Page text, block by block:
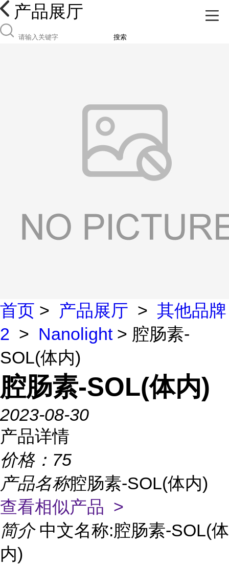
产品展厅
搜索
首页 > 产品展厅 > 其他品牌
2 > Nanolight> 腔肠素-
SOL(体内)
腔肠素-SOL(体内)
2023-08-30
产品详情
价格： 75
产品名称腔肠素-SOL(体内)
查看相似产品 >
简介 中文名称:腔肠素-SOL(体
内)